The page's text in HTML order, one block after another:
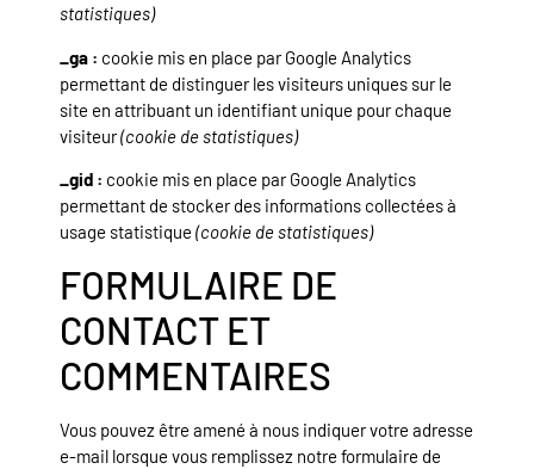
statistiques)
_ga : cookie mis en place par Google Analytics
permettant de distinguer les visiteurs uniques sur le
site en attribuant un identifiant unique pour chaque
visiteur(cookie de statistiques)
_gid : cookie mis en place par Google Analytics
permettant de stocker des informations collectées à
usage statistique (cookie de statistiques)
FORMULAIRE DE
CONTACT ET
COMMENTAIRES
Vous pouvez être amené à nous indiquer votre adresse
e-mail lorsque vous remplissez notre formulaire de